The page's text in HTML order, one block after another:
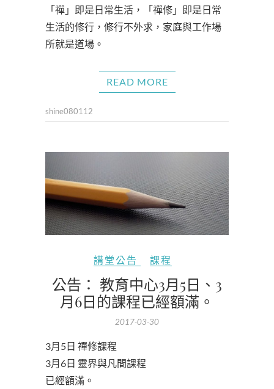
「禪」即是日常生活，「禪修」即是日常
生活的修行，修行不外求，家庭與工作場
所就是道場。
READ MORE
shine080112
講堂公告 課程
公告： 教育中心3月5日、3
月6日的課程已經額滿。
2017-03-30
3月5日 禪修課程
3月6日 靈界與凡間課程
已經額滿。